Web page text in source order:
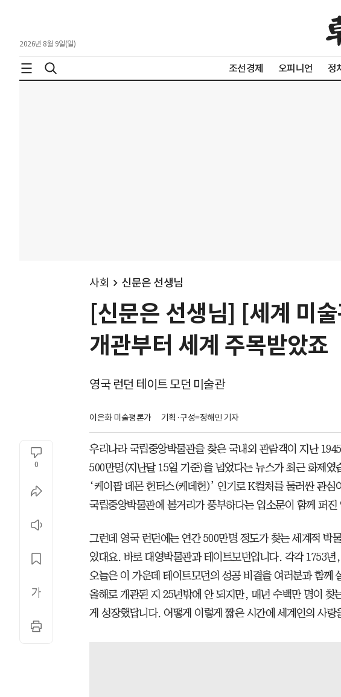
2026년 8월 9일(일)
조선경제 오피니언 정
사회 신문은 선생님
[신문은 선생님] [세계 미
개관부터 세계 주목받았죠
영국 런던 테이트 모던 미술관
이은화 미술평론가 기획·구성=정해민 기자
0
우리나라 국립중앙박물관을 찾은 국내외 관람객이 지난
500만명(지난달 15일 기준)을 넘었다는 뉴스가 최근 화제였
‘케이팝 데몬 헌터스(케데헌)’ 인기로 K컬처를 둘러싼 관심
국립중앙박물관에 볼거리가 풍부하다는 입소문이 함께 퍼진
그런데 영국 런던에는 연간 500만명 정도가 찾는 세계적 박
있대요. 바로 대영박물관과 테이트모던입니다. 각각 1753
오늘은 이 가운데 테이트모던의 성공 비결을 여러분과 함께
올해로 개관된 지 25년밖에 안 되지만, 매년 수백만 명이 찾
게 성장했답니다. 어떻게 이렇게 짧은 시간에 세계인의 사랑